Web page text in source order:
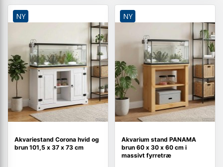
NY
Akvariestand Corona hvid og
brun 101,5 x 37 x 73 cm
NY
Akvarium stand PANAMA
brun 60 x 30 x 60 cm i
massivt fyrretræ